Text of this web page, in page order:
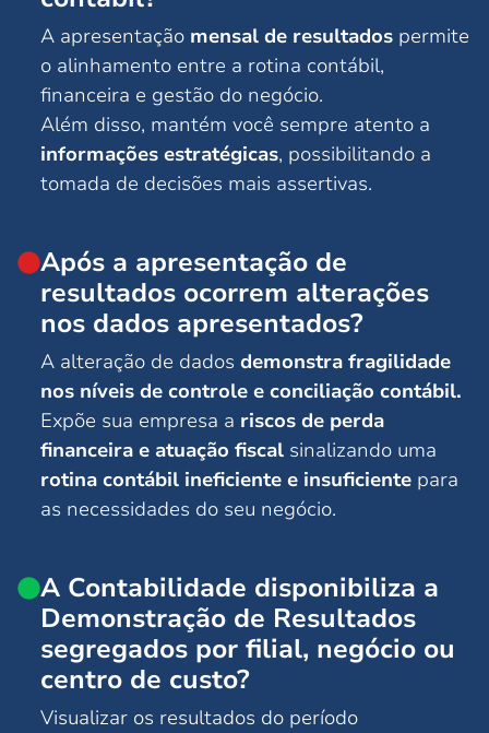
A apresentação mensal de resultados permite
o alinhamento entre a rotina contábil,
financeira e gestão do negócio.
Além disso, mantém você sempre atento a
informações estratégicas, possibilitando a
tomada de decisões mais assertivas.
Após a apresentação de
resultados ocorrem alterações
nos dados apresentados?
A alteração de dados demonstra fragilidade
nos níveis de controle e conciliação contábil.
Expõe sua empresa a riscos de perda
financeira e atuação fiscal sinalizando uma
rotina contábil ineficiente e insuficiente para
as necessidades do seu negócio.
A Contabilidade disponibiliza a
Demonstração de Resultados
segregados por filial, negócio ou
centro de custo?
Visualizar os resultados do período